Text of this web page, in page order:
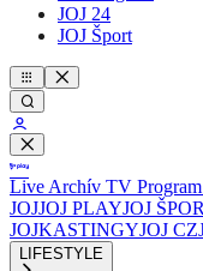
JOJ 24
JOJ Šport
Live Archív TV Program
JOJJOJ PLAYJOJ
JOJKASTINGYJOJ CZ
LIFESTYLE